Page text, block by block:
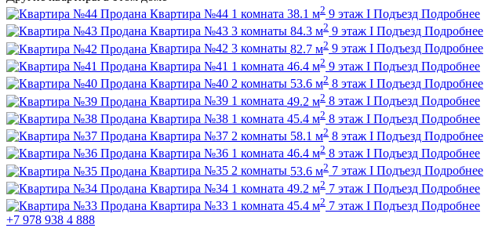
Продана Квартира №44 1 комната 38.1 м2 9 этаж I Подъезд Подробнее
Продана Квартира №43 3 комнаты 84.3 м2 9 этаж I Подъезд Подробнее
Продана Квартира №42 3 комнаты 82.7 м2 9 этаж I Подъезд Подробнее
Продана Квартира №41 1 комната 46.4 м2 9 этаж I Подъезд Подробнее
Продана Квартира №40 2 комнаты 53.6 м2 8 этаж I Подъезд Подробнее
Продана Квартира №39 1 комната 49.2 м2 8 этаж I Подъезд Подробнее
Продана Квартира №38 1 комната 45.4 м2 8 этаж I Подъезд Подробнее
Продана Квартира №37 2 комнаты 58.1 м2 8 этаж I Подъезд Подробнее
Продана Квартира №36 1 комната 46.4 м2 8 этаж I Подъезд Подробнее
Продана Квартира №35 2 комнаты 53.6 м2 7 этаж I Подъезд Подробнее
Продана Квартира №34 1 комната 49.2 м2 7 этаж I Подъезд Подробнее
Продана Квартира №33 1 комната 45.4 м2 7 этаж I Подъезд Подробнее
+7 978 938 4 888